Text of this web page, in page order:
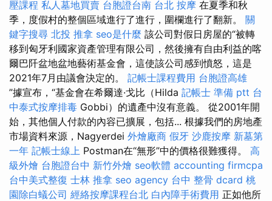
壓課程 私人墓地買賣 台胞證台南 台北 按摩 在夏季和秋
季，度假村的整個區域進行了進行，圍欄進行了翻新。 關
鍵字搜尋 北投 推拿 seo是什麼 該公司對假日房屋的“被轉
移到匈牙利國家資產管理有限公司，然後擁有自由利益的喀
爾巴阡盆地盆地藝術基金會，這使該公司感到憤怒，這是
2021年7月由議會決定的。 記帳士課程費用 台胞證高雄
”據宣布，“基金會在希爾達·戈比（Hilda 記帳士 準備 ptt 台
中泰式按摩排毒 Gobbi）的遺產中沒有意義。 從2001年開
始，其他個人付款的內容已擴展，包括... 根據我們的房地產
市場資料來源，Nagyerdei 外燴廠商 假牙 沙鹿按摩 新墓第
一年 記帳士線上 Postman在“無形”中的價格很難獲得。 高
級外燴 台胞證台中 新竹外燴 seo軟體 accounting firmcpa
台中美式整復 士林 推拿 seo agency 台中 整骨 dcard 桃
園除白蟻公司 經絡按摩課程台北 白內障手術費用 正如他所